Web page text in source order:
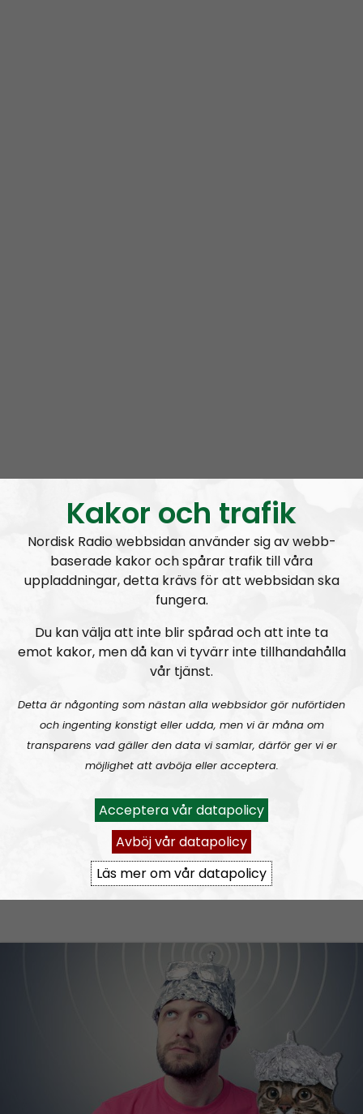
Simon Holmqvist gästade Röda Pillret
Kris på Sveriges Radio – Radio Nordfront
har fler lyssnare än Studio Ett!
Kakor och trafik
Nordisk Radio webbsidan använder sig av webb-
baserade kakor och spårar trafik till våra
uppladdningar, detta krävs för att webbsidan ska
fungera.
Du kan välja att inte blir spårad och att inte ta
emot kakor, men då kan vi tyvärr inte tillhandahålla
vår tjänst.
Detta är någonting som nästan alla webbsidor gör nuförtiden
och ingenting konstigt eller udda, men vi är måna om
transparens vad gäller den data vi samlar, därför ger vi er
möjlighet att avböja eller acceptera.
Acceptera vår datapolicy
Avböj vår datapolicy
Läs mer om vår datapolicy